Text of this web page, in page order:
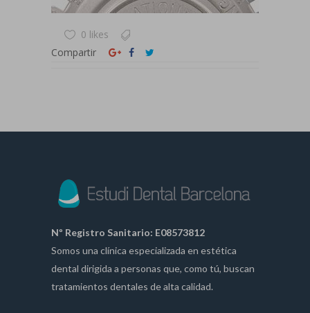
0 likes
Compartir
Nº Registro Sanitario: E08573812
Somos una clínica especializada en estética
dental dirigida a personas que, como tú, buscan
tratamientos dentales de alta calidad.